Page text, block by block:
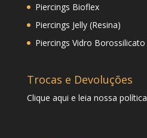
Piercings Bioflex
Piercings Jelly (Resina)
Piercings Vidro Borossilicato
Trocas e Devoluções
Clique aqui e leia nossa política